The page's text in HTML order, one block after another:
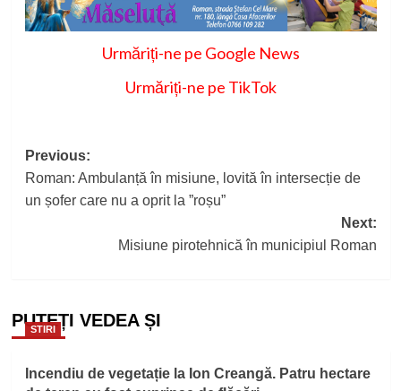
Urmăriți-ne pe Google News
Urmăriți-ne pe TikTok
Post
navigation
Previous:
Roman: Ambulanță în misiune, lovită în intersecție de
un șofer care nu a oprit la ”roșu”
Next:
Misiune pirotehnică în municipiul Roman
PUTEȚI VEDEA ȘI
STIRI
Incendiu de vegetație la Ion Creangă. Patru hectare